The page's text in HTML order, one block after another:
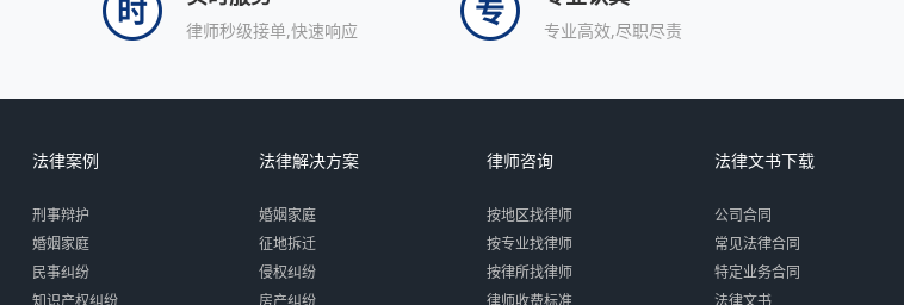
律师秒级接单,快速响应 专业高效,尽职尽责
法律案例
刑事辩护
婚姻家庭
民事纠纷
知识产权纠纷
法律解决方案
婚姻家庭
征地拆迁
侵权纠纷
房产纠纷
律师咨询
按地区找律师
按专业找律师
按律所找律师
律师收费标准
法律文书下载
公司合同
常见法律合同
特定业务合同
法律文书